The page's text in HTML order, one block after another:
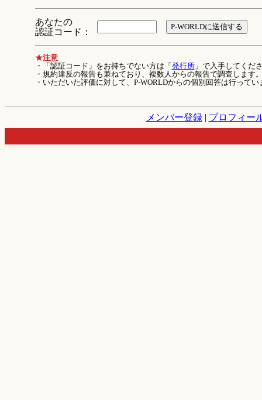
あなたの
認証コード：
★注意
・「認証コード」をお持ちでない方は「 発行所」で入手してくだ
・規約違反の報告も兼ねており、複数人からの報告で調査します
・いただいた評価に対して、P-WORLDからの個別回答は行ってい
メンバー登録| プロフィー